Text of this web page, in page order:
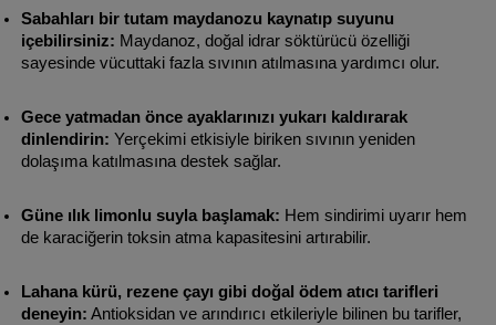
Sabahları bir tutam maydanozu kaynatıp suyunu
içebilirsiniz: Maydanoz, doğal idrar söktürücü özelliği
sayesinde vücuttaki fazla sıvının atılmasına yardımcı olur.
Gece yatmadan önce ayaklarınızı yukarı kaldırarak
dinlendirin: Yerçekimi etkisiyle biriken sıvının yeniden
dolaşıma katılmasına destek sağlar.
Güne ılık limonlu suyla başlamak: Hem sindirimi uyarır hem
de karaciğerin toksin atma kapasitesini artırabilir.
Lahana kürü, rezene çayı gibi doğal ödem atıcı tarifleri
deneyin: Antioksidan ve arındırıcı etkileriyle bilinen bu tarifler,